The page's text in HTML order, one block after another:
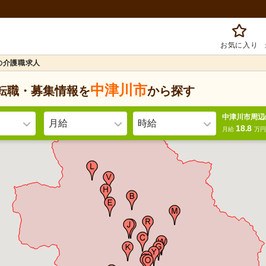
お気に入り
介護職求人
職・募集情報を中津川市から探す
月給 時給
中津川市周
月給 18.8万円